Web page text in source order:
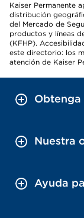
Kaiser Permanente
distribución
del Mercado de
productos y líneas
(KFHP).
este directorio: los
atención de Kaiser
Obtenga
Nuestra
Ayuda